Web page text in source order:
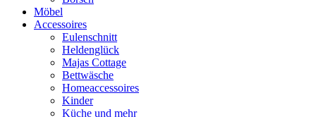
Möbel
Accessoires
Eulenschnitt
Heldenglück
Majas Cottage
Bettwäsche
Homeaccessoires
Kinder
Küche und mehr